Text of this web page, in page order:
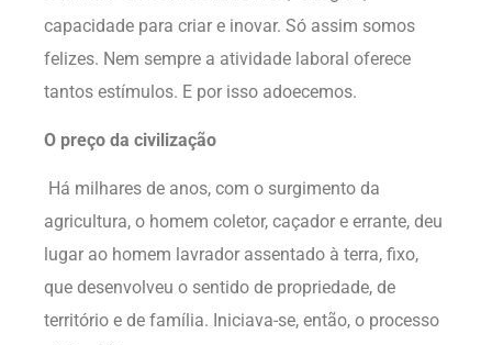
capacidade para criar e inovar. Só assim somos
felizes. Nem sempre a atividade laboral oferece
tantos estímulos. E por isso adoecemos.
O preço da civilização
Há milhares de anos, com o surgimento da
agricultura, o homem coletor, caçador e errante, deu
lugar ao homem lavrador assentado à terra, fixo,
que desenvolveu o sentido de propriedade, de
território e de família. Iniciava-se, então, o processo